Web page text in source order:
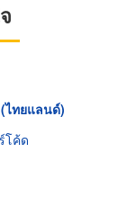
ไทยแลนด์)
โค้ด